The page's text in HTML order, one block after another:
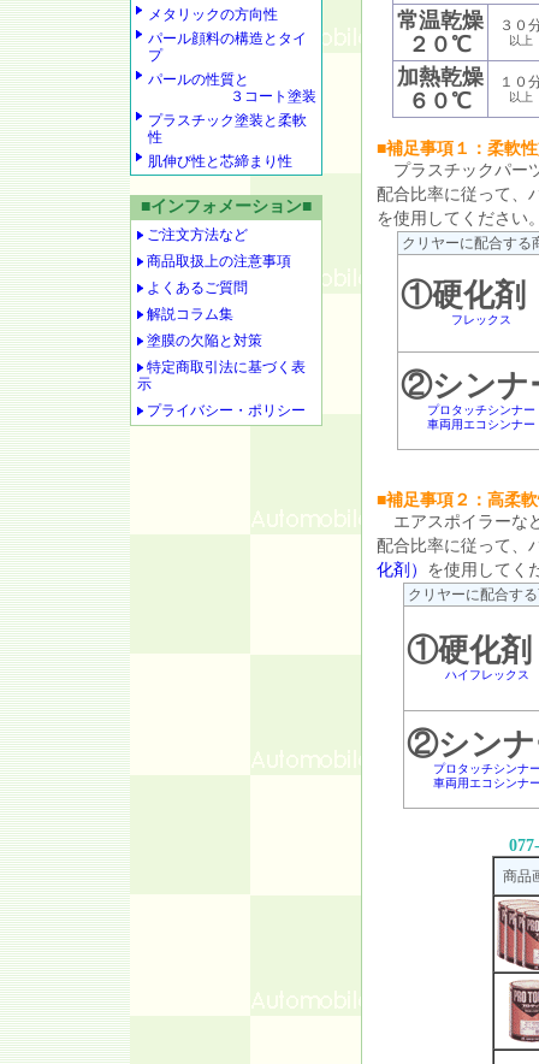
メタリックの方向性
パール顔料の構造とタイ
プ
パールの性質と
３コート塗装
プラスチック塗装と柔軟
性
肌伸び性と芯締まり性
■インフォメーション■
ご注文方法など
商品取扱上の注意事項
よくあるご質問
解説コラム集
塗膜の欠陥と対策
特定商取引法に基づく表
示
プライバシー・ポリシー
常温乾燥
２０℃
３０
以上
加熱乾燥
６０℃
１０
以上
■補足事項１：柔軟
プラスチックパー
配合比率に従って、
を使用してください
クリヤーに配合する
①硬化剤
フレックス
②シンナ
プロタッチシンナー
車両用エコシンナー
■補足事項２：高柔
エアスポイラーな
配合比率に従って、
化剤） を使用してく
クリヤーに配合す
①硬化剤
ハイフレックス
②シンナ
プロタッチシンナ
車両用エコシンナ
商品